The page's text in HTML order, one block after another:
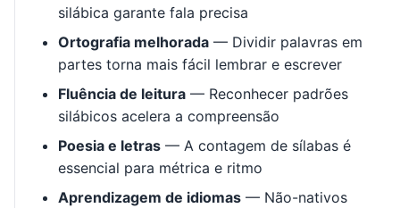
silábica garante fala precisa
Ortografia melhorada — Dividir palavras em
partes torna mais fácil lembrar e escrever
Fluência de leitura — Reconhecer padrões
silábicos acelera a compreensão
Poesia e letras — A contagem de sílabas é
essencial para métrica e ritmo
Aprendizagem de idiomas — Não-nativos